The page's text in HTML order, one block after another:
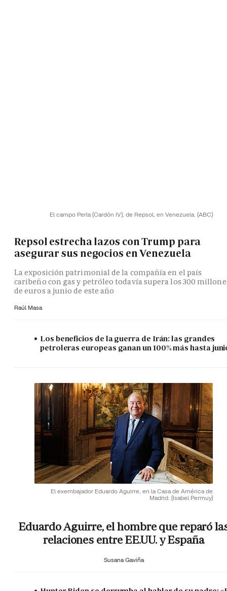
El campo Perla (Cardón IV), de Repsol, en Venezuela. (ABC)
Repsol estrecha lazos con Trump para
asegurar sus negocios en Venezuela
La exposición patrimonial de la compañía en el país
caribeño con gas y petróleo todavía supera los 300
de euros a junio de este año
Raúl Masa
Los beneficios de la guerra de Irán: las grandes
petroleras europeas ganan un 100% más hasta
El exembajador Eduardo Aguirre, en la Casa de América de
Madrid. (Isabel Permuy)
Eduardo Aguirre, el hombre que reparó
relaciones entre EE.UU. y España
Susana Gaviña